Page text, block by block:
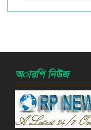
অারপি নিউজ